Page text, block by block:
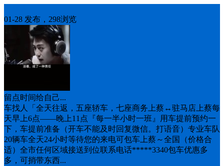
01-28 发布，298浏览
留点时间给自己...
车找人「全天往返，五座轿车，七座商务上蔡↔️驻马店上蔡每
天早上6点——晚上11点『每一半小时一班』用车提前预约一
下，车提前准备（开车不能及时回复微信。打语音）专业车队
20辆车全天24小时等待您的来电可包车上蔡～全国（价格合
适）全市任何区域接送到位联系电话*****3340包车优惠多
多，可捎带东西...